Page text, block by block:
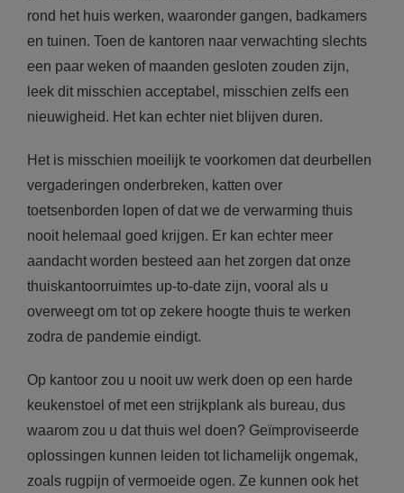
rond het huis werken, waaronder gangen, badkamers
en tuinen. Toen de kantoren naar verwachting slechts
een paar weken of maanden gesloten zouden zijn,
leek dit misschien acceptabel, misschien zelfs een
nieuwigheid. Het kan echter niet blijven duren.
Het is misschien moeilijk te voorkomen dat deurbellen
vergaderingen onderbreken, katten over
toetsenborden lopen of dat we de verwarming thuis
nooit helemaal goed krijgen. Er kan echter meer
aandacht worden besteed aan het zorgen dat onze
thuiskantoorruimtes up-to-date zijn, vooral als u
overweegt om tot op zekere hoogte thuis te werken
zodra de pandemie eindigt.
Op kantoor zou u nooit uw werk doen op een harde
keukenstoel of met een strijkplank als bureau, dus
waarom zou u dat thuis wel doen? Geïmproviseerde
oplossingen kunnen leiden tot lichamelijk ongemak,
zoals rugpijn of vermoeide ogen. Ze kunnen ook het